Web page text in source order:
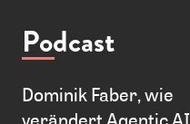
Podcast
Dominik Faber, wie
verändert Agentic